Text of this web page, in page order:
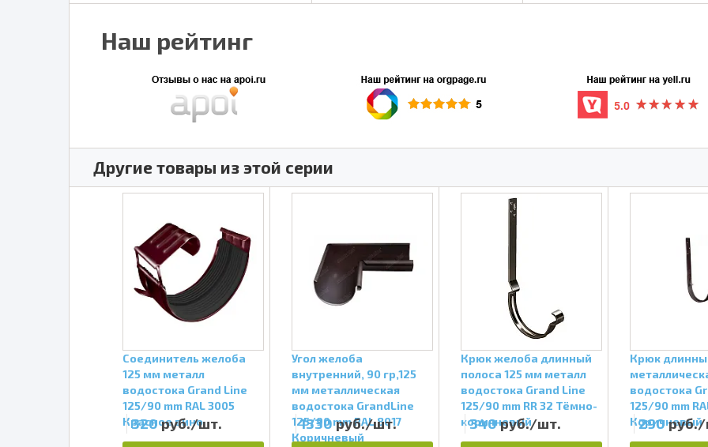
Наш рейтинг
Другие товары из этой серии
Соединитель желоба
125 мм металл
водостока Grand Line
125/90 mm RAL 3005
Красное вино
320 руб./шт.
Угол желоба
внутренний, 90 гр,125
мм металлическая
водостока GrandLine
125/90 mm RAL 8017
Коричневый
1330 руб./шт.
Крюк желоба длинный
полоса 125 мм металл
водостока Grand Line
125/90 mm RR 32 Тёмно-
коричневый
340руб./шт.
Крюк
водостока
125/90 mm
Коричневый
290